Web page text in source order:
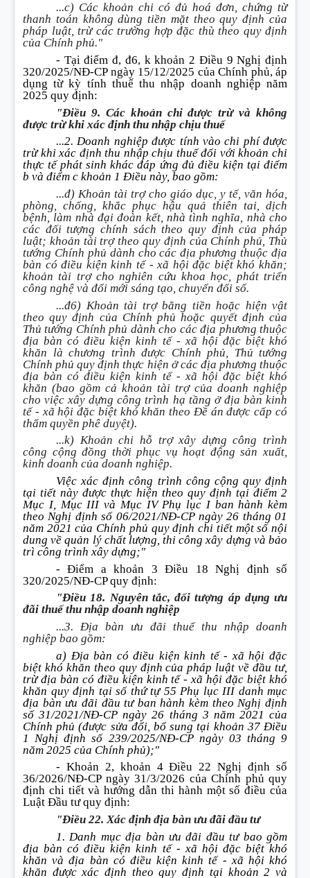
...c) Các khoản chi có đủ hoá đơn, chứng từ
thanh toán không dùng tiền mặt theo quy định của
pháp luật, trừ các trường hợp đặc thù theo quy định
của Chính phủ."
- Tại điểm đ, đ6, k khoản 2 Điều 9 Nghị định
320/2025/NĐ-CP ngày 15/12/2025 của Chính phủ, áp
dụng từ kỳ tính thuế thu nhập doanh nghiệp năm
2025 quy định:
"Điều 9. Các khoản chi được trừ và không
được trừ khi xác định thu nhập chịu thuế
...2. Doanh nghiệp được tính vào chi phí được
trừ khi xác định thu nhập chịu thuế đối với khoản chi
thực tế phát sinh khác đáp ứng đủ điều kiện tại điểm
b và điểm c khoản 1 Điều này, bao gồm:
...đ) Khoản tài trợ cho giáo dục, y tế, văn hóa,
phòng, chống, khắc phục hậu quả thiên tai, dịch
bệnh, làm nhà đại đoàn kết, nhà tình nghĩa, nhà cho
các đối tượng chính sách theo quy định của pháp
luật; khoản tài trợ theo quy định của Chính phủ, Thủ
tướng Chính phủ dành cho các địa phương thuộc địa
bàn có điều kiện kinh tế - xã hội đặc biệt khó khăn;
khoản tài trợ cho nghiên cứu khoa học, phát triển
công nghệ và đổi mới sáng tạo, chuyển đổi số.
...đ6) Khoản tài trợ bằng tiền hoặc hiện vật
theo quy định của Chính phủ hoặc quyết định của
Thủ tướng Chính phủ dành cho các địa phương thuộc
địa bàn có điều kiện kinh tế - xã hội đặc biệt khó
khăn là chương trình được Chính phủ, Thủ tướng
Chính phủ quy định thực hiện ở các địa phương thuộc
địa bàn có điều kiện kinh tế - xã hội đặc biệt khó
khăn (bao gồm cả khoản tài trợ của doanh nghiệp
cho việc xây dựng công trình hạ tầng ở địa bàn kinh
tế - xã hội đặc biệt khó khăn theo Đề án được cấp có
thẩm quyền phê duyệt).
...k) Khoản chi hỗ trợ xây dựng công trình
công cộng đồng thời phục vụ hoạt động sản xuất,
kinh doanh của doanh nghiệp.
Việc xác định công trình công cộng quy định
tại tiết này được thực hiện theo quy định tại điểm 2
Mục I, Mục III và Mục IV Phụ lục I ban hành kèm
theo Nghị định số 06/2021/NĐ-CP ngày 26 tháng 01
năm 2021 của Chính phủ quy định chi tiết một số nội
dung về quản lý chất lượng, thi công xây dựng và bảo
trì công trình xây dựng;"
- Điểm a khoản 3 Điều 18 Nghị định số
320/2025/NĐ-CP quy định:
"Điều 18. Nguyên tắc, đối tượng áp dụng ưu
đãi thuế thu nhập doanh nghiệp
...3. Địa bàn ưu đãi thuế thu nhập doanh
nghiệp bao gồm:
a) Địa bàn có điều kiện kinh tế - xã hội đặc
biệt khó khăn theo quy định của pháp luật về đầu tư,
trừ địa bàn có điều kiện kinh tế - xã hội đặc biệt khó
khăn quy định tại số thứ tự 55 Phụ lục III danh mục
địa bàn ưu đãi đầu tư ban hành kèm theo Nghị định
số 31/2021/NĐ-CP ngày 26 tháng 3 năm 2021 của
Chính phủ (được sửa đổi, bổ sung tại khoản 37 Điều
1 Nghị định số 239/2025/NĐ-CP ngày 03 tháng 9
năm 2025 của Chính phủ);"
- Khoản 2, khoản 4 Điều 22 Nghị định số
36/2026/NĐ-CP ngày 31/3/2026 của Chính phủ quy
định chi tiết và hướng dẫn thi hành một số điều của
Luật Đầu tư quy định:
"Điều 22. Xác định địa bàn ưu đãi đầu tư
1. Danh mục địa bàn ưu đãi đầu tư bao gồm
địa bàn có điều kiện kinh tế - xã hội đặc biệt khó
khăn và địa bàn có điều kiện kinh tế - xã hội khó
khăn được xác định theo quy định tại khoản 2 và